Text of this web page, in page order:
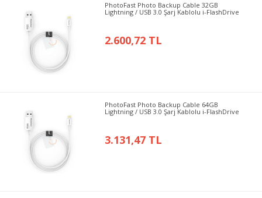
PhotoFast Photo Backup Cable 32GB
Lightning / USB 3.0 Şarj Kablolu i-FlashDrive
2.600,72 TL
PhotoFast Photo Backup Cable 64GB
Lightning / USB 3.0 Şarj Kablolu i-FlashDrive
3.131,47 TL